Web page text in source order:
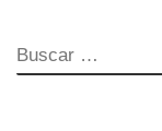
BUSCAR